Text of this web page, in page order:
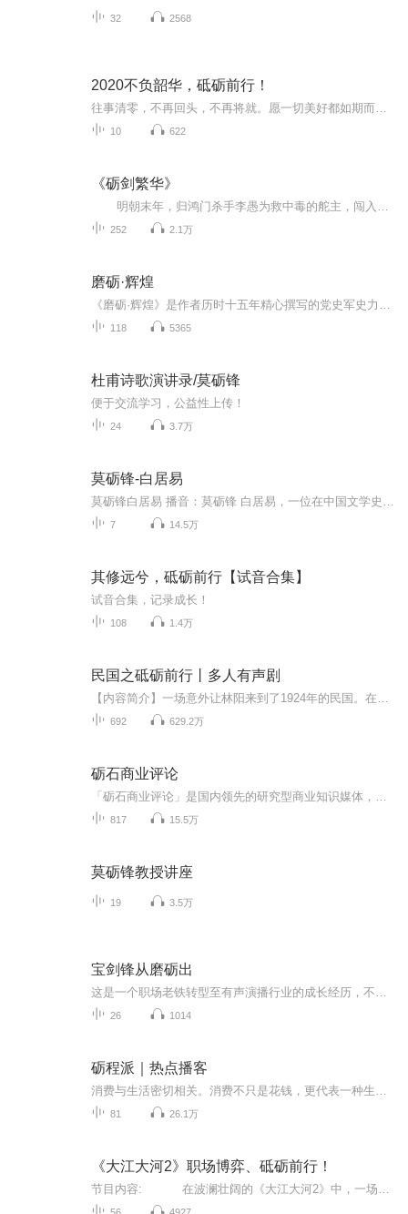
32 2568
2020不负韶华，砥砺前行！
10 622
《砺剑繁华》
252 2.1万
磨砺·辉煌
118 5365
杜甫诗歌演讲录/莫砺锋
便于交流学习，公益性上传！
24 3.7万
莫砺锋-白居易
7 14.5万
其修远兮，砥砺前行【试音合集】
试音合集，记录成长！
108 1.4万
民国之砥砺前行丨多人有声剧
692 629.2万
砺石商业评论
817 15.5万
莫砺锋教授讲座
19 3.5万
宝剑锋从磨砺出
26 1014
砺程派｜热点播客
81 26.1万
《大江大河2》职场博弈、砥砺前行！